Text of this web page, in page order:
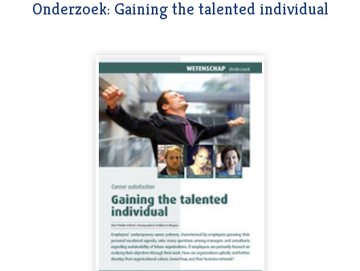
Onderzoek: Gaining the talented individual